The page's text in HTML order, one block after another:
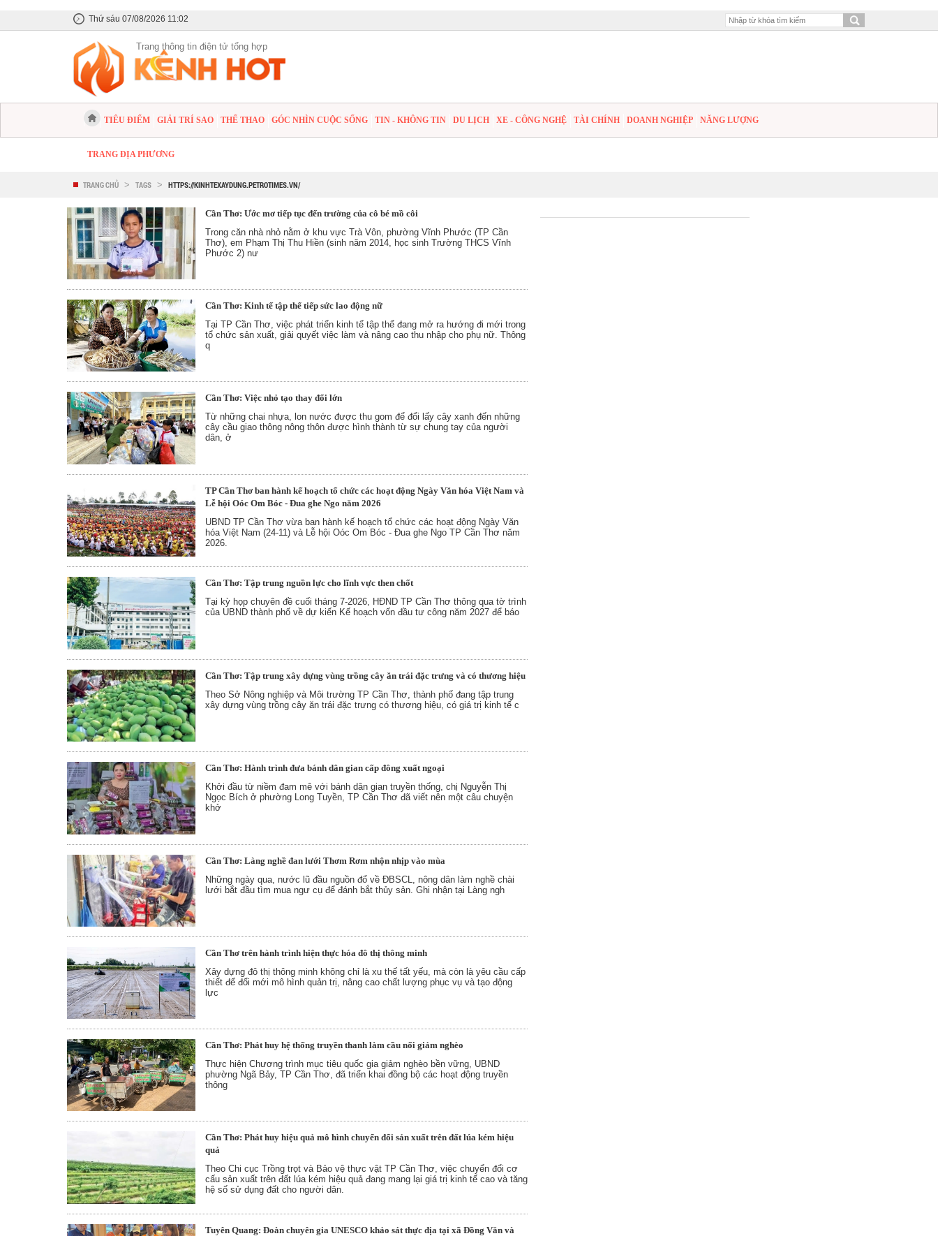
Thứ sáu 07/08/2026 11:02
Trang thông tin điện tử tổng hợp
TIÊU ĐIỂM GIẢI TRÍ SAO THỂ THAO GÓC NHÌN CUỘC SỐNG TIN - KHÔNG TIN DU LỊCH XE - CÔNG NGHỆ TÀI CHÍNH DOANH NGHIỆP NĂNG LƯỢNG
TRANG ĐỊA PHƯƠNG
TRANG CHỦ > TAGS > HTTPS://KINHTEXAYDUNG.PETROTIMES.VN/
Cần Thơ: Ước mơ tiếp tục đến trường của cô bé mồ côi
Trong căn nhà nhỏ nằm ở khu vực Trà Vôn, phường Vĩnh Phước (TP Cần
Thơ), em Phạm Thị Thu Hiền (sinh năm 2014, học sinh Trường THCS Vĩnh
Phước 2) nư
Cần Thơ: Kinh tế tập thể tiếp sức lao động nữ
Tại TP Cần Thơ, việc phát triển kinh tế tập thể đang mở ra hướng đi mới trong
tổ chức sản xuất, giải quyết việc làm và nâng cao thu nhập cho phụ nữ. Thông
q
Cần Thơ: Việc nhỏ tạo thay đổi lớn
Từ những chai nhựa, lon nước được thu gom để đổi lấy cây xanh đến những
cây cầu giao thông nông thôn được hình thành từ sự chung tay của người
dân, ở
TP Cần Thơ ban hành kế hoạch tổ chức các hoạt động Ngày Văn hóa Việt Nam và
Lễ hội Oóc Om Bóc - Đua ghe Ngo năm 2026
UBND TP Cần Thơ vừa ban hành kế hoạch tổ chức các hoạt động Ngày Văn
hóa Việt Nam (24-11) và Lễ hội Oóc Om Bóc - Đua ghe Ngo TP Cần Thơ năm
2026.
Cần Thơ: Tập trung nguồn lực cho lĩnh vực then chốt
Tại kỳ họp chuyên đề cuối tháng 7-2026, HĐND TP Cần Thơ thông qua tờ trình
của UBND thành phố về dự kiến Kế hoạch vốn đầu tư công năm 2027 để báo
Cần Thơ: Tập trung xây dựng vùng trồng cây ăn trái đặc trưng và có thương hiệu
Theo Sở Nông nghiệp và Môi trường TP Cần Thơ, thành phố đang tập trung
xây dựng vùng trồng cây ăn trái đặc trưng có thương hiệu, có giá trị kinh tế c
Cần Thơ: Hành trình đưa bánh dân gian cấp đông xuất ngoại
Khởi đầu từ niềm đam mê với bánh dân gian truyền thống, chị Nguyễn Thị
Ngọc Bích ở phường Long Tuyền, TP Cần Thơ đã viết nên một câu chuyện
khở
Cần Thơ: Làng nghề đan lưới Thơm Rơm nhộn nhịp vào mùa
Những ngày qua, nước lũ đầu nguồn đổ về ĐBSCL, nông dân làm nghề chài
lưới bắt đầu tìm mua ngư cụ để đánh bắt thủy sản. Ghi nhận tại Làng ngh
Cần Thơ trên hành trình hiện thực hóa đô thị thông minh
Xây dựng đô thị thông minh không chỉ là xu thế tất yếu, mà còn là yêu cầu cấp
thiết để đổi mới mô hình quản trị, nâng cao chất lượng phục vụ và tạo động
lực
Cần Thơ: Phát huy hệ thống truyền thanh làm cầu nối giảm nghèo
Thực hiện Chương trình mục tiêu quốc gia giảm nghèo bền vững, UBND
phường Ngã Bảy, TP Cần Thơ, đã triển khai đồng bộ các hoạt động truyền
thông
Cần Thơ: Phát huy hiệu quả mô hình chuyển đổi sản xuất trên đất lúa kém hiệu
quả
Theo Chi cục Trồng trọt và Bảo vệ thực vật TP Cần Thơ, việc chuyển đổi cơ
cấu sản xuất trên đất lúa kém hiệu quả đang mang lại giá trị kinh tế cao và tăng
hệ số sử dụng đất cho người dân.
Tuyên Quang: Đoàn chuyên gia UNESCO khảo sát thực địa tại xã Đồng Văn và